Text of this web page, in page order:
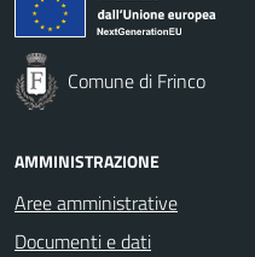
Comune di Frinco
AMMINISTRAZIONE
Aree amministrative
Documenti e dati